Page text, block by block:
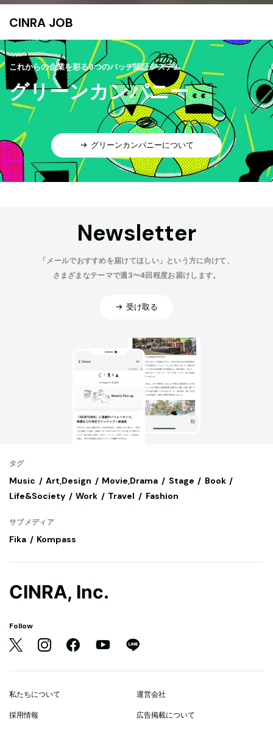
CINRA JOB
これからの企業を彩る9つのバッヂ認証システム
グリーンカンパニー
グリーンカンパニーについて
Newsletter
「メールでおすすめを届けてほしい」という方に向けて、
さまざまなテーマで週3〜4回程度お届けします。
受け取る
タグ
Music Art,Design Movie,Drama Stage
Book
Life&Society
Work Travel Fashion
サブメディア
Fika Kompass
CINRA, Inc.
Follow
私たちについて 運営会社
採用情報 広告掲載について